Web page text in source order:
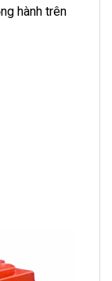
hành trên